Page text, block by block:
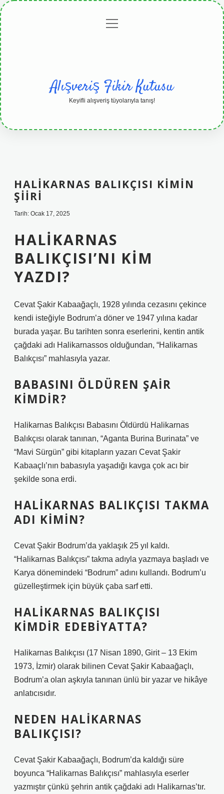
Gizlilikmenüyü
Alışveriş Fikir Kutusu
Keyifli alışveriş tüyolarıyla tanış!
HALIKARNAS BALIKÇISI KIMIN
ŞIIRI
Tarih: Ocak 17, 2025
HALIKARNAS
BALIKÇISI’NI KIM
YAZDI?
Cevat Şakir Kabaağaçlı, 1928 yılında cezasını çekince
kendi isteğiyle Bodrum’a döner ve 1947 yılına kadar
burada yaşar. Bu tarihten sonra eserlerini, kentin antik
çağdaki adı Halikarnassos olduğundan, “Halikarnas
Balıkçısı” mahlasıyla yazar.
BABASINI ÖLDÜREN ŞAIR
KIMDIR?
Halikarnas Balıkçısı Babasını Öldürdü Halikarnas
Balıkçısı olarak tanınan, “Aganta Burina Burinata” ve
“Mavi Sürgün” gibi kitapların yazarı Cevat Şakir
Kabaaçlı’nın babasıyla yaşadığı kavga çok acı bir
şekilde sona erdi.
HALIKARNAS BALIKÇISI TAKMA
ADI KIMIN?
Cevat Şakir Bodrum’da yaklaşık 25 yıl kaldı.
“Halikarnas Balıkçısı” takma adıyla yazmaya başladı ve
Karya dönemindeki “Bodrum” adını kullandı. Bodrum’u
güzelleştirmek için büyük çaba sarf etti.
HALIKARNAS BALIKÇISI
KIMDIR EDEBIYATTA?
Halikarnas Balıkçısı (17 Nisan 1890, Girit – 13 Ekim
1973, İzmir) olarak bilinen Cevat Şakir Kabaağaçlı,
Bodrum’a olan aşkıyla tanınan ünlü bir yazar ve hikâye
anlatıcısıdır.
NEDEN HALIKARNAS
BALIKÇISI?
Cevat Şakir Kabaağaçlı, Bodrum’da kaldığı süre
boyunca “Halikarnas Balıkçısı” mahlasıyla eserler
yazmıştır çünkü şehrin antik çağdaki adı Halikarnas’tır.